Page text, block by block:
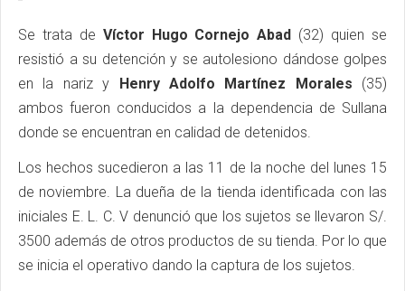
Se trata de Víctor Hugo Cornejo Abad (32) quien se
resistió a su detención y se autolesiono dándose golpes
en la nariz y Henry Adolfo Martínez Morales (35)
ambos fueron conducidos a la dependencia de Sullana
donde se encuentran en calidad de detenidos.
Los hechos sucedieron a las 11 de la noche del lunes 15
de noviembre. La dueña de la tienda identificada con las
iniciales E. L. C. V denunció que los sujetos se llevaron S/.
3500 además de otros productos de su tienda. Por lo que
se inicia el operativo dando la captura de los sujetos.